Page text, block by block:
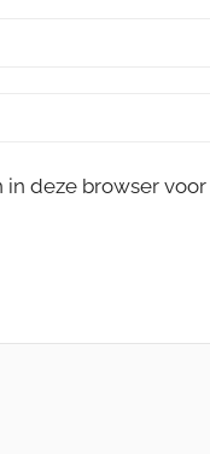
in deze browser